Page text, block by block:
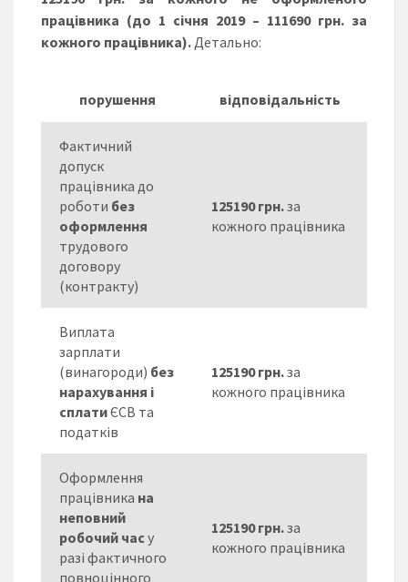
працівника (до 1 січня 2019 – 111690 грн. за
кожного працівника). Детально:
порушення відповідальність
Фактичний
допуск
працівника до
роботи без
оформлення
трудового
договору
(контракту)
125190грн.за
кожного працівника
Виплата
зарплати
(винагороди) без
нарахування і
сплатиЄСВ та
податків
125190грн.за
кожного працівника
Оформлення
працівника на
неповний
робочий часу
разі фактичного
повноцінного
125190грн.за
кожного працівника